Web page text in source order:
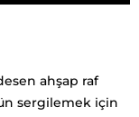
ahşap raf
sergilemek için